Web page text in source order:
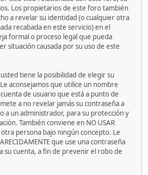
Los propietarios de este foro también
a revelar su identidad (o cualquier otra
recabada en este servicio) en el
formal o proceso legal que pueda
situación causada por su uso de este
tiene la posibilidad de elegir su
aconsejamos que utilice un nombre
de usuario que está a punto de
a no revelar jamás su contraseña a
a un administrador, para su protección y
También conviene en NO USAR
otra persona bajo ningún concepto. Le
que use una contraseña
su cuenta, a fin de prevenir el robo de